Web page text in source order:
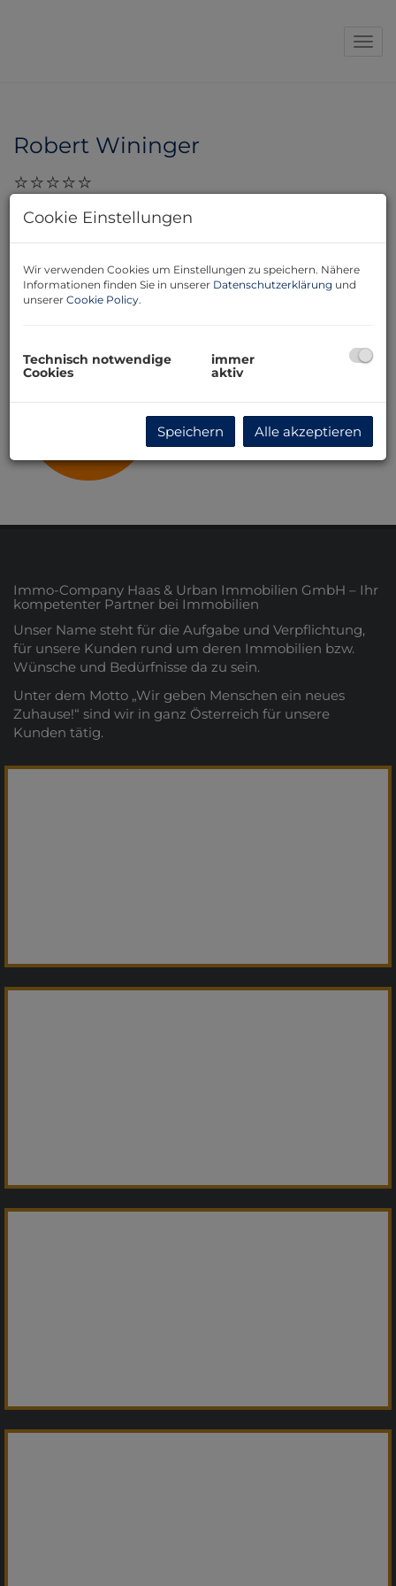
Robert Wininger
29.11.2023, 10:37
kompetente Betreuung! mit freundlichen Grüßen,
Robert Wininger
Immo-Company Haas & Urban Immobilien GmbH – Ihr
kompetenter Partner bei Immobilien
Unser Name steht für die Aufgabe und Verpflichtung,
für unsere Kunden rund um deren Immobilien bzw.
Wünsche und Bedürfnisse da zu sein.
Unter dem Motto „Wir geben Menschen ein neues
Zuhause!“ sind wir in ganz Österreich für unsere
Kunden tätig.
Cookie Einstellungen
Wir verwenden Cookies um Einstellungen zu speichern. Nähere
Informationen finden Sie in unserer Datenschutzerklärung und
unserer Cookie Policy.
Technisch notwendige
Cookies
immer
aktiv
Speichern Alle akzeptieren